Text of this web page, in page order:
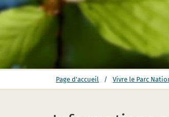
ici:
Page d'accueil / Vivre le Parc